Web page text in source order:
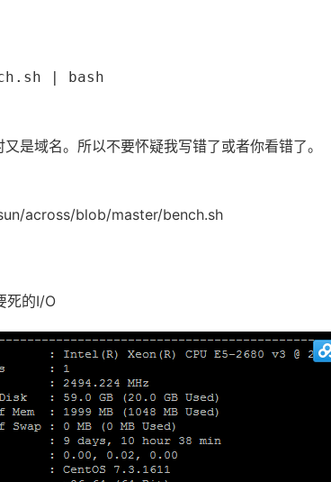
| bash
是域名。所以不要怀疑我写错了或者你看错了。
across/blob/master/bench.sh
死的I/O